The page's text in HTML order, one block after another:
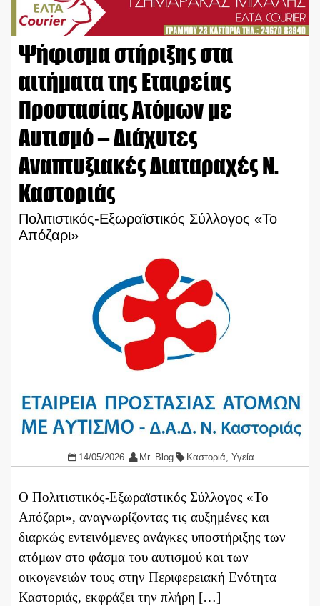
Ψήφισμα στήριξης στα
αιτήματα της Εταιρείας
Προστασίας Ατόμων με
Αυτισμό – Διάχυτες
Αναπτυξιακές Διαταραχές Ν.
Καστοριάς
Πολιτιστικός-Εξωραϊστικός Σύλλογος «Το
Απόζαρι»
14/05/2026 Mr. Blog Καστοριά,Υγεία
Ο Πολιτιστικός-Εξωραϊστικός Σύλλογος «Το
Απόζαρι», αναγνωρίζοντας τις αυξημένες και
διαρκώς εντεινόμενες ανάγκες υποστήριξης των
ατόμων στο φάσμα του αυτισμού και των
οικογενειών τους στην Περιφερειακή Ενότητα
Καστοριάς, εκφράζει την πλήρη […]